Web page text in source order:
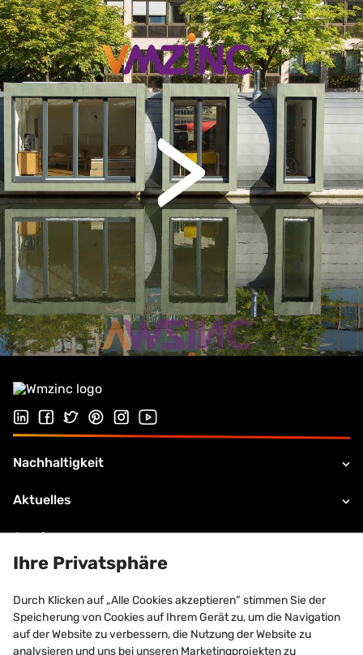
Folgen Sie uns auf LinkedIn
Folgen Sie uns auf Facebook
Folgen Sie uns auf Twitter
Folgen Sie uns auf Pinterest
Folgen Sie uns auf Instagram
Besuchen Sie unseren Youtube
Nachhaltigkeit
Aktuelles
Service
Gebäudehülle
VMZINC
Kontakt
Ihre Privatsphäre
Durch Klicken auf „Alle Cookies akzeptieren“ stimmen Sie der
Speicherung von Cookies auf Ihrem Gerät zu, um die Navigation
auf der Website zu verbessern, die Nutzung der Website zu
analysieren und uns bei unseren Marketingprojekten zu